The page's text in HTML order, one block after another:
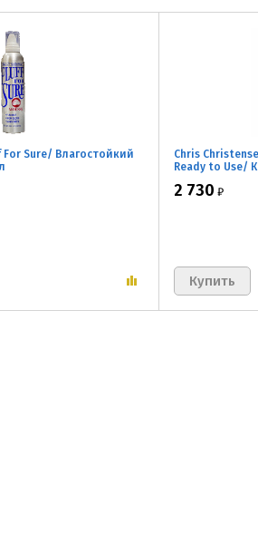
Sure/ Влагостойкий
Chris
Ready to Use/
2 730 ₽